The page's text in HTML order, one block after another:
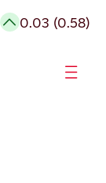
0.03 (0.58)